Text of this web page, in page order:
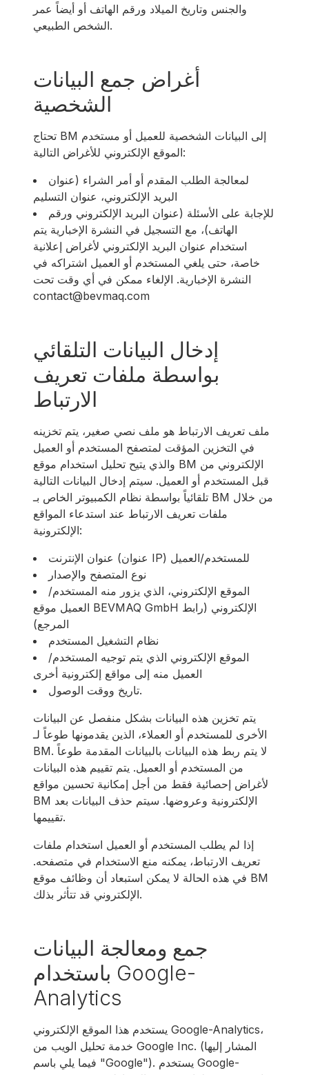
والجنس وتاريخ الميلاد ورقم الهاتف أو أيضاً عمر
الشخص الطبيعي.
أغراض جمع البيانات
الشخصية
تحتاج BM إلى البيانات الشخصية للعميل أو مستخدم
الموقع الإلكتروني للأغراض التالية:
لمعالجة الطلب المقدم أو أمر الشراء (عنوان
البريد الإلكتروني، عنوان التسليم
للإجابة على الأسئلة (عنوان البريد الإلكتروني ورقم
الهاتف)، مع التسجيل في النشرة الإخبارية يتم
استخدام عنوان البريد الإلكتروني لأغراض إعلانية
خاصة، حتى يلغي المستخدم أو العميل اشتراكه في
النشرة الإخبارية. الإلغاء ممكن في أي وقت تحت
contact@bevmaq.com
إدخال البيانات التلقائي
بواسطة ملفات تعريف
الارتباط
ملف تعريف الارتباط هو ملف نصي صغير، يتم تخزينه
في التخزين المؤقت لمتصفح المستخدم أو العميل
والذي يتيح تحليل استخدام موقع BM الإلكتروني من
قبل المستخدم أو العميل. سيتم إدخال البيانات التالية
تلقائياً بواسطة نظام الكمبيوتر الخاص بـ BM من خلال
ملفات تعريف الارتباط عند استدعاء المواقع
الإلكترونية:
عنوان الإنترنت (عنوان IP) للمستخدم/العميل
نوع المتصفح والإصدار
الموقع الإلكتروني، الذي يزور منه المستخدم/
العميل موقع BEVMAQ GmbH الإلكتروني (رابط
المرجع)
نظام التشغيل المستخدم
الموقع الإلكتروني الذي يتم توجيه المستخدم/
العميل منه إلى مواقع إلكترونية أخرى
تاريخ ووقت الوصول.
يتم تخزين هذه البيانات بشكل منفصل عن البيانات
الأخرى للمستخدم أو العملاء، الذين يقدمونها طوعاً لـ
BM. لا يتم ربط هذه البيانات بالبيانات المقدمة طوعاً
من المستخدم أو العميل. يتم تقييم هذه البيانات
لأغراض إحصائية فقط من أجل إمكانية تحسين مواقع
BM الإلكترونية وعروضها. سيتم حذف البيانات بعد
تقييمها.
إذا لم يطلب المستخدم أو العميل استخدام ملفات
تعريف الارتباط، يمكنه منع الاستخدام في متصفحه.
في هذه الحالة لا يمكن استبعاد أن وظائف موقع BM
الإلكتروني قد تتأثر بذلك.
جمع ومعالجة البيانات
باستخدام Google-
Analytics
يستخدم هذا الموقع الإلكتروني Google-Analytics،
خدمة تحليل الويب من Google Inc. (المشار إليها
فيما يلي باسم "Google"). يستخدم Google-